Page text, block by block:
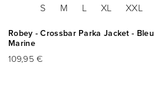
S M L XL XXL
Robey - Crossbar Parka Jacket - Bleu
Marine
109,95 €